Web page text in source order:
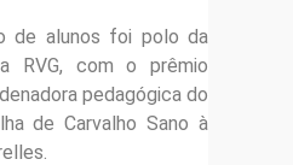
de alunos foi polo da
RVG, com o prêmio
pedagógica do
de Carvalho Sano à